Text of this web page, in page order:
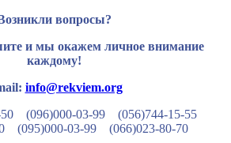
вопросы?
и мы окажем личное внимание
каждому!
info@rekviem.org
50 (096)000-03-99
(056)744-15-55
(095)000-03-99
(066)023-80-70